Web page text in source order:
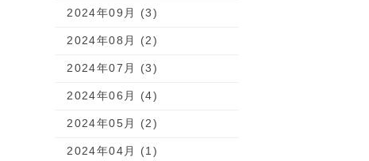
2024年09月 (3)
2024年08月 (2)
2024年07月 (3)
2024年06月 (4)
2024年05月 (2)
2024年04月 (1)